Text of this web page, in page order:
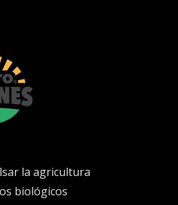
la agricultura
biológicos